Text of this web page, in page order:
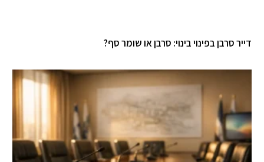
דייר סרבן בפינוי בינוי: סרבן או שומר סף?